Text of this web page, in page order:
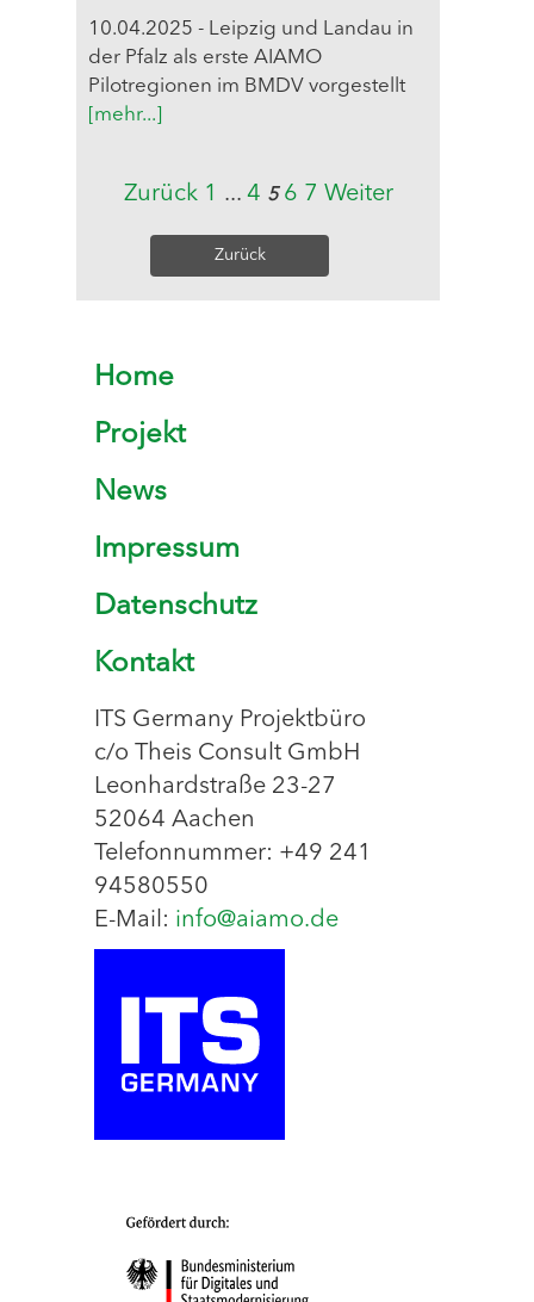
10.04.2025 - Leipzig und Landau in
der Pfalz als erste AIAMO
Pilotregionen im BMDV vorgestellt
[mehr...]
Zurück 1 ... 4 5 6 7 Weiter
Zurück
Home
Projekt
News
Impressum
Datenschutz
Kontakt
ITS Germany Projektbüro
c/o Theis Consult GmbH
Leonhardstraße 23-27
52064 Aachen
Telefonnummer: +49 241
94580550
E-Mail: info@aiamo.de